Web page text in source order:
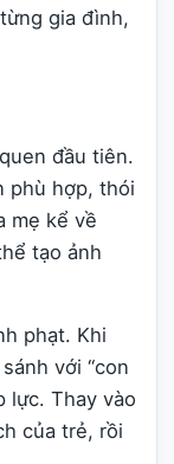
gia đình,
đầu tiên.
phù hợp, thói
mẹ kể về
tạo ảnh
phạt. Khi
với “con
lực. Thay vào
của trẻ, rồi